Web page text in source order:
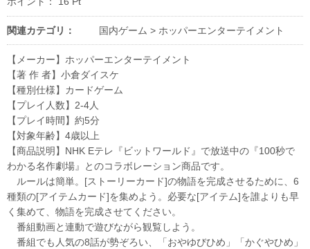
関連カテゴリ： 国内ゲーム > ホッパーエンターテイメント
【メーカー】ホッパーエンターテイメント
【著 作 者】小倉ダイスケ
【種別仕様】カードゲーム
【プレイ人数】2-4人
【プレイ時間】約5分
【対象年齢】4歳以上
【商品説明】NHK Eテレ『ビットワールド』で放送中の『100秒で
わかる名作劇場』とのコラボレーション商品です。
ルールは簡単。[ストーリーカード]の物語を完成させるために、6
種類の[アイテムカード]を集めよう。必要な[アイテム]を誰よりも早
く集めて、物語を完成させてください。
番組動画と連動で遊びながら観覧しよう。
番組でも人気の8話が勢ぞろい、「おやゆびひめ」「かぐやひめ」